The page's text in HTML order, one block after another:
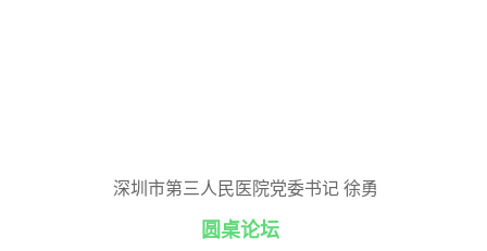
深圳市第三人民医院党委书记 徐勇
圆桌论坛